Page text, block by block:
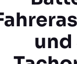
und